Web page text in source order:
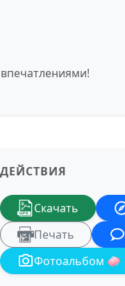
ДЕЙСТВИЯ
Скачать
Печать
Фотоальбом 🧼